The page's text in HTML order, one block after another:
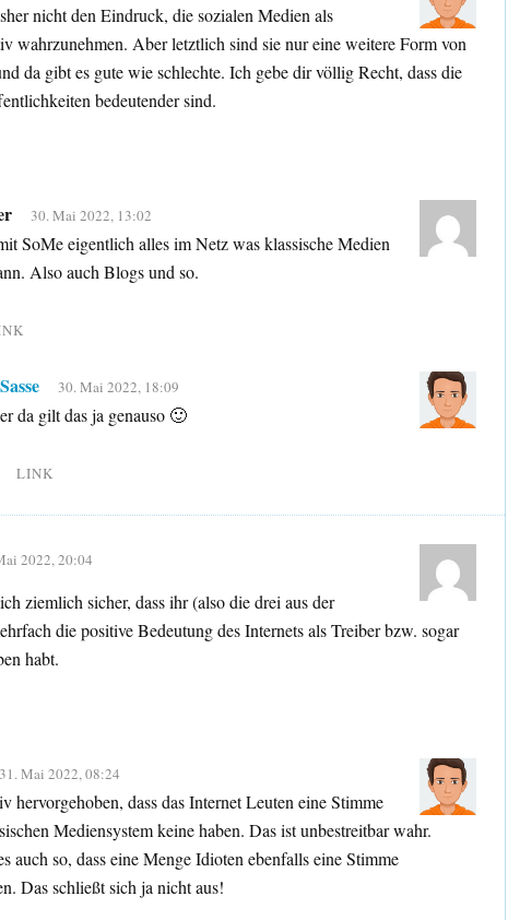
nicht den Eindruck, die sozialen Medien als
wahrzunehmen. Aber letztlich sind sie nur eine weitere Form von
da gibt es gute wie schlechte. Ich gebe dir völlig Recht, dass die
bedeutender sind.
30. Mai 2022, 13:02
SoMe eigentlich alles im Netz was klassische Medien
Also auch Blogs und so.
30. Mai 2022, 18:09
da gilt das ja genauso 🙂
LINK
2022, 20:04
ziemlich sicher, dass ihr (also die drei aus der
die positive Bedeutung des Internets als Treiber bzw. sogar
habt.
31. Mai 2022, 08:24
hervorgehoben, dass das Internet Leuten eine Stimme
Mediensystem keine haben. Das ist unbestreitbar wahr.
auch so, dass eine Menge Idioten ebenfalls eine Stimme
Das schließt sich ja nicht aus!